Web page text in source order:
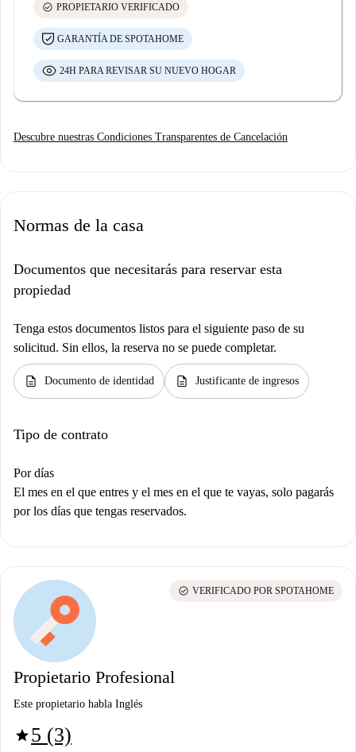
check_circle PROPIETARIO VERIFICADO
GARANTÍA DE SPOTAHOME
24H PARA REVISAR SU NUEVO HOGAR
Descubre nuestras Condiciones Transparentes de Cancelación
Normas de la casa
Documentos que necesitarás para reservar esta
propiedad
Tenga estos documentos listos para el siguiente paso de su
solicitud. Sin ellos, la reserva no se puede completar.
description Documento de identidad description Justificante de ingresos
Tipo de contrato
Por días
El mes en el que entres y el mes en el que te vayas, solo pagarás
por los días que tengas reservados.
Propietario Profesional
Este propietario habla Inglés
star5 (3)
check_circle VERIFICADO POR SPOTAHOME